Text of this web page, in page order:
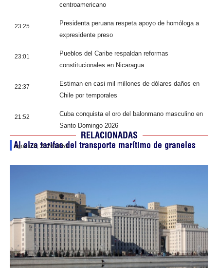
centroamericano
23:25
Presidenta peruana respeta apoyo de homóloga a
expresidente preso
23:01
Pueblos del Caribe respaldan reformas
constitucionales en Nicaragua
22:37
Estiman en casi mil millones de dólares daños en
Chile por temporales
21:52
Cuba conquista el oro del balonmano masculino en
Santo Domingo 2026
RELACIONADAS
Al alza tarifas del transporte marítimo de graneles
agosto 6, 202610:59